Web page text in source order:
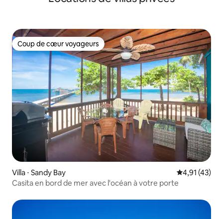
Coup de cœur voyageurs
Coup de cœur voyageurs
Villa ⋅ Sandy Bay Évaluation
4,91 (43)
Casita en bord de mer avec l'océan à votre porte